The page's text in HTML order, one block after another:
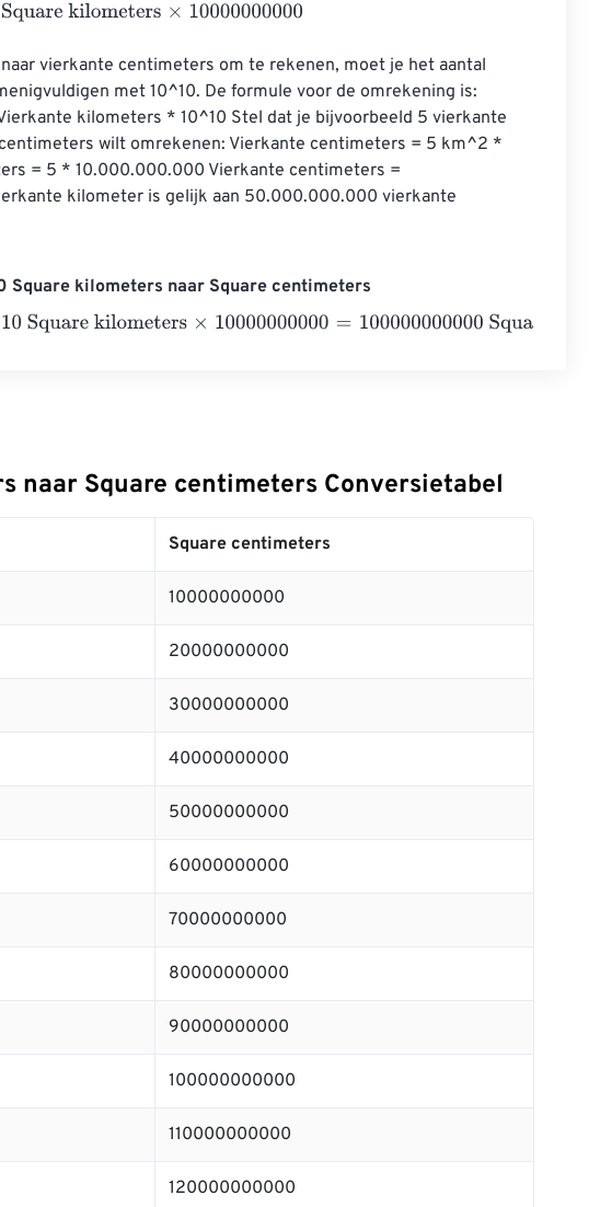
kilometers×10000000000
vierkante centimeters om te rekenen, moet je het aantal
met 10^10. De formule voor de omrekening is:
kilometers * 10^10 Stel dat je bijvoorbeeld 5 vierkante
wilt omrekenen: Vierkante centimeters = 5 km^2 *
= 5 * 10.000.000.000 Vierkante centimeters =
kilometer is gelijk aan 50.000.000.000 vierkante
Square kilometers naar Square centimeters
kilometers×10000000000=100000000000 Square centimeters
naar Square centimeters Conversietabel
Square centimeters
10000000000
20000000000
30000000000
40000000000
50000000000
60000000000
70000000000
80000000000
90000000000
100000000000
110000000000
120000000000